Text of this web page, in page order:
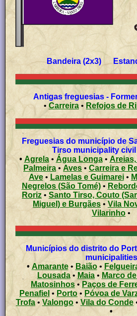
Antigas freguesias -
• Carreira •
Freguesias do município de
Tirso municipality
• Agrela• Água Longa•
Palmeira • Aves • Carreira e
Ave• Lamelas e Guimarei•
Negrelos (São Tomé)•
Roriz • Santo Tirso, Couto
Miguel) e Burgães •Vila
Vilarinho •
Municípios do distrito do Porto - Porto district
municipalities
• Amarante• Baião•
Lousada• Maia• Marco
Matosinhos• Paços de
Penafiel • Porto• Póvoa de
Trofa • Valongo • Vila do Conde
•